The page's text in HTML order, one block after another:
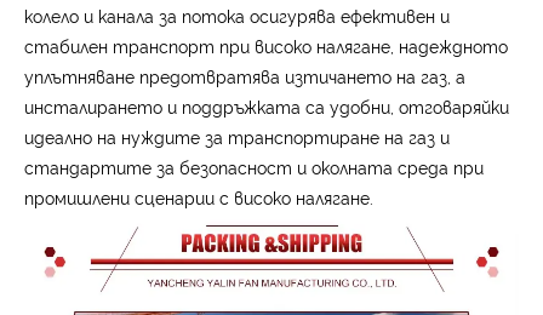
колело и канала за потока осигурява ефективен и
стабилен транспорт при високо налягане, надеждното
уплътняване предотвратява изтичането на газ, а
инсталирането и поддръжката са удобни, отговаряйки
идеално на нуждите за транспортиране на газ и
стандартите за безопасност и околната среда при
промишлени сценарии с високо налягане.